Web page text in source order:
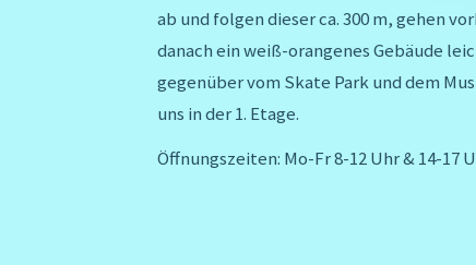
ab und folgen dieser ca. 300 m, gehen
danach ein weiß-orangenes Gebäude
gegenüber vom Skate Park und dem
uns in der 1. Etage.
Öffnungszeiten: Mo-Fr 8-12 Uhr & 14-17